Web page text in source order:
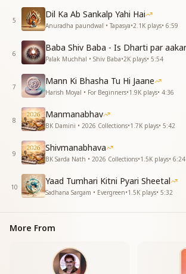
5
Dil Ka Ab Sankalp Yahi Hai
Anuradha paundwal • Tapasya•2.1K plays• 6:59
6
Palak Muchhal • Shiv Baba•2K plays• 5:54
7
Mann Ki Bhasha Tu Hi Jaane
Harish Moyal • For Beginners•1.9K plays• 4:36
8
Manmanabhav
BK Damini • 2026 Collections•1.7K plays• 5:42
9
Shivmanabhava
BK Sarda Nath • 2026 Collections•1.5K plays• 6:24
10
Yaad Tumhari Kitni Pyari Sheetal
Sadhana Sargam • Evergreen•1.5K plays• 5:32
More From